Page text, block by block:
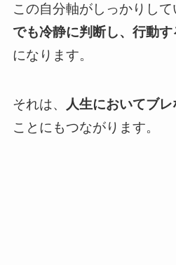
この自分軸がしっかりして
でも冷静に判断し、行動
になります。
それは、 人生においてブ
ことにもつながります。